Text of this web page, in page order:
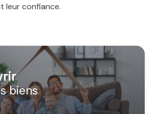
biens
leur confiance.